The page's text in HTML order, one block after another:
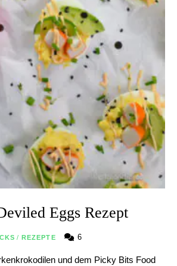
Eggs Rezept
/ REZEPTE 6
und dem Picky Bits Food